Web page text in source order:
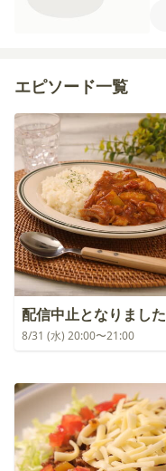
エピソード一覧
配信中止となりました
8/31 (水) 20:00〜21:00